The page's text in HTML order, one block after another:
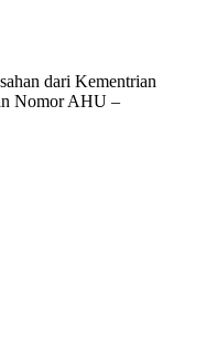
dari Kementrian
Nomor AHU –